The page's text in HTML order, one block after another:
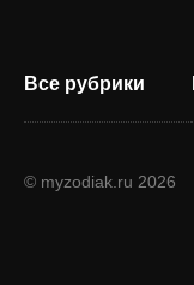
Все рубрики
© myzodiak.ru 2026